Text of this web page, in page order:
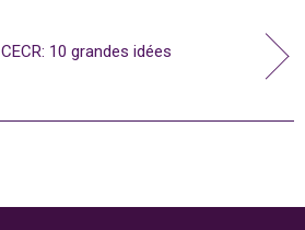
10 grandes idées